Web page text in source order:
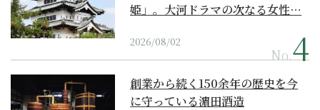
姫」。大河ドラマの次なる女性…
2026/08/02
No.
創業から続く150余年の歴史を今
に守っている濵田酒造